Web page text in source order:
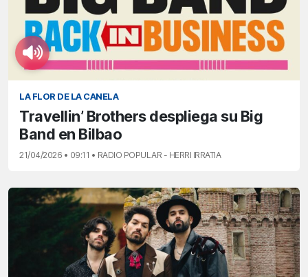
LA FLOR DE LA CANELA
Travellin’ Brothers despliega su Big
Band en Bilbao
21/04/2026 • 09:11 • RADIO POPULAR - HERRI IRRATIA